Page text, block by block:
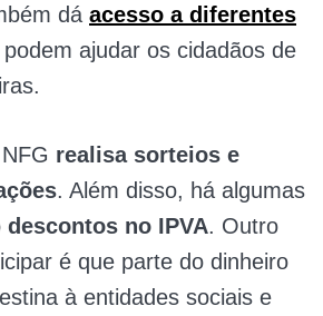
dá acesso a diferentes
ajudar os cidadãos de
realisa sorteios e
. Além disso, há algumas
descontos no IPVA. Outro
é que parte do dinheiro
à entidades sociais e